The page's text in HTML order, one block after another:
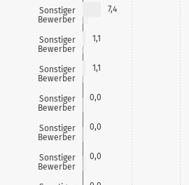
Sonstiger
Bewerber
Sonstiger
Bewerber
Sonstiger
Bewerber
Sonstiger
Bewerber
Sonstiger
Bewerber
Sonstiger
Bewerber
7,4
1,1
1,1
0,0
0,0
0,0